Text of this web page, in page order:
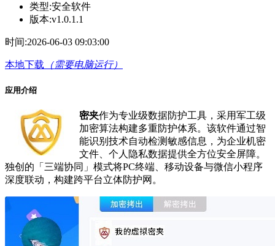
类型:安全软件
版本:v1.0.1.1
时间:2026-06-03 09:03:00
本地下载 （需要电脑运行）
应用介绍
密夹作为专业级数据防护工具，采用军工级
加密算法构建多重防护体系。该软件通过智
能识别技术自动检测敏感信息，为企业机密
文件、个人隐私数据提供全方位安全屏障。
独创的「三端协同」模式将PC终端、移动设备与微信小程序
深度联动，构建跨平台立体防护网。